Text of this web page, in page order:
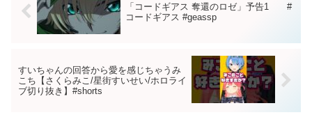
「コードギアス 奪還のロゼ」予告1 #
コードギアス #geassp
すいちゃんの回答から愛を感じちゃうみ
こち【さくらみこ/星街すいせい/ホロライ
ブ切り抜き】#shorts